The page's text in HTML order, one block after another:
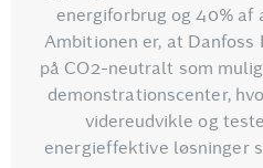
energiforbrug og 40% af
Ambitionen er, at
på CO2-neutralt som
demonstrationscenter,
videreudvikle og
energieffektive løsninger